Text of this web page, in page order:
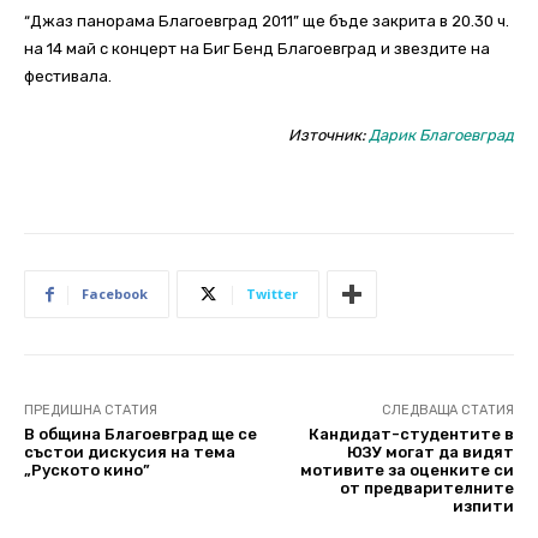
“Джаз панорама Благоевград 2011” ще бъде закрита в 20.30 ч.
на 14 май с концерт на Биг Бенд Благоевград и звездите на
фестивала.
Източник:Дарик Благоевград
Facebook Twitter
ПРЕДИШНА СТАТИЯ
В община Благоевград ще се
състои дискусия на тема
„Руското кино”
СЛЕДВАЩА СТАТИЯ
Кандидат-студентите в
ЮЗУ могат да видят
мотивите за оценките си
от предварителните
изпити